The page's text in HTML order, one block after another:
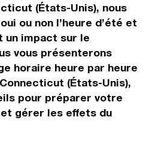
(États-Unis), nous
ou non l’heure d’été et
un impact sur le
vous présenterons
horaire heure par heure
(États-Unis),
pour préparer votre
gérer les effets du